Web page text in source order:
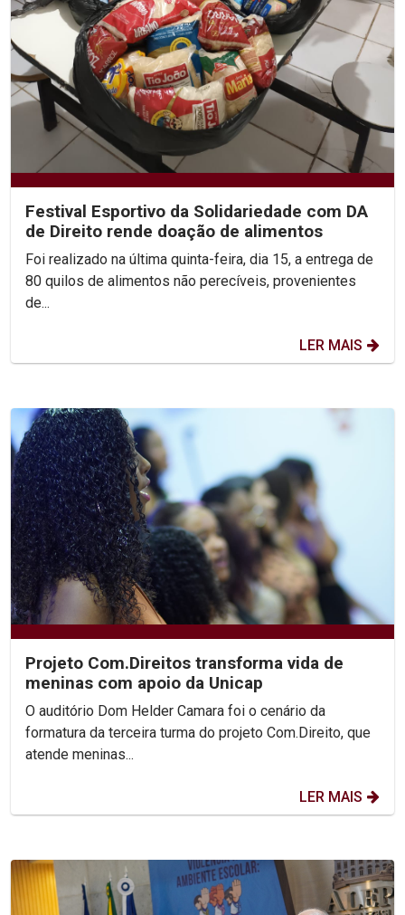
Festival Esportivo da Solidariedade com DA
de Direito rende doação de alimentos
Foi realizado na última quinta-feira, dia 15, a entrega de
80 quilos de alimentos não perecíveis, provenientes
de...
LER MAIS
Projeto Com.Direitos transforma vida de
meninas com apoio da Unicap
O auditório Dom Helder Camara foi o cenário da
formatura da terceira turma do projeto Com.Direito, que
atende meninas...
LER MAIS